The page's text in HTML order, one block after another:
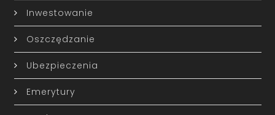
Inwestowanie
Oszczędzanie
Ubezpieczenia
Emerytury